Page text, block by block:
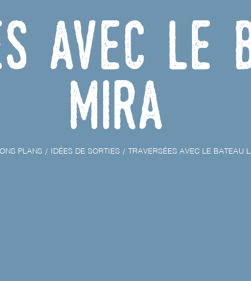
avec le
MIRA
PLANS IDÉES DE SORTIES TRAVERSÉES AVEC LE BATEAU